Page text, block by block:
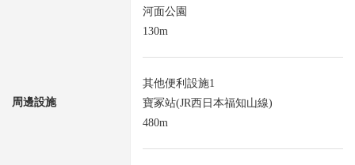
周邊設施
河面公園
130m
其他便利設施1
寶冢站(JR西日本福知山線)
480m